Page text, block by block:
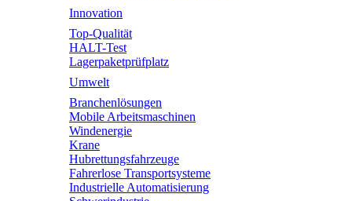
Innovation
Top-Qualität
HALT-Test
Lagerpaketprüfplatz
Umwelt
Branchenlösungen
Mobile Arbeitsmaschinen
Windenergie
Krane
Hubrettungsfahrzeuge
Fahrerlose Transportsysteme
Industrielle Automatisierung